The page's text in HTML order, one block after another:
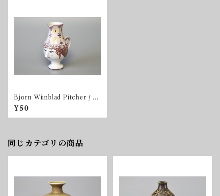
Bjorn Wiinblad Pitcher / Ju
g
¥50
同じカテゴリの商品